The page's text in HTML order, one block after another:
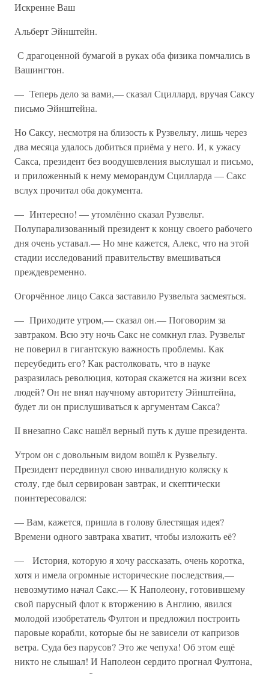
Искренне Ваш
Альберт Эйнштейн.
С драгоценной бумагой в руках оба физика помчались в
Вашингтон.
— Теперь дело за вами,— сказал Сциллард, вручая Саксу
письмо Эйнштейна.
Но Саксу, несмотря на близость к Рузвельту, лишь через
два месяца удалось добиться приёма у него. И, к ужасу
Сакса, президент без воодушевления выслушал и письмо,
и приложенный к нему меморандум Сцилларда — Сакс
вслух прочитал оба документа.
— Интересно! — утомлённо сказал Рузвельт.
Полупарализованный президент к концу своего рабочего
дня очень уставал.— Но мне кажется, Алекс, что на этой
стадии исследований правительству вмешиваться
преждевременно.
Огорчённое лицо Сакса заставило Рузвельта засмеяться.
— Приходите утром,— сказал он.— Поговорим за
завтраком. Всю эту ночь Сакс не сомкнул глаз. Рузвельт
не поверил в гигантскую важность проблемы. Как
переубедить его? Как растолковать, что в науке
разразилась революция, которая скажется на жизни всех
людей? Он не внял научному авторитету Эйнштейна,
будет ли он прислушиваться к аргументам Сакса?
II внезапно Сакс нашёл верный путь к душе президента.
Утром он с довольным видом вошёл к Рузвельту.
Президент передвинул свою инвалидную коляску к
столу, где был сервирован завтрак, и скептически
поинтересовался:
— Вам, кажется, пришла в голову блестящая идея?
Времени одного завтрака хватит, чтобы изложить её?
— История, которую я хочу рассказать, очень коротка,
хотя и имела огромные исторические последствия,—
невозмутимо начал Сакс.— К Наполеону, готовившему
свой парусный флот к вторжению в Англию, явился
молодой изобретатель Фултон и предложил построить
паровые корабли, которые бы не зависели от капризов
ветра. Суда без парусов? Это же чепуха! Об этом ещё
никто не слышал! И Наполеон сердито прогнал Фултона,